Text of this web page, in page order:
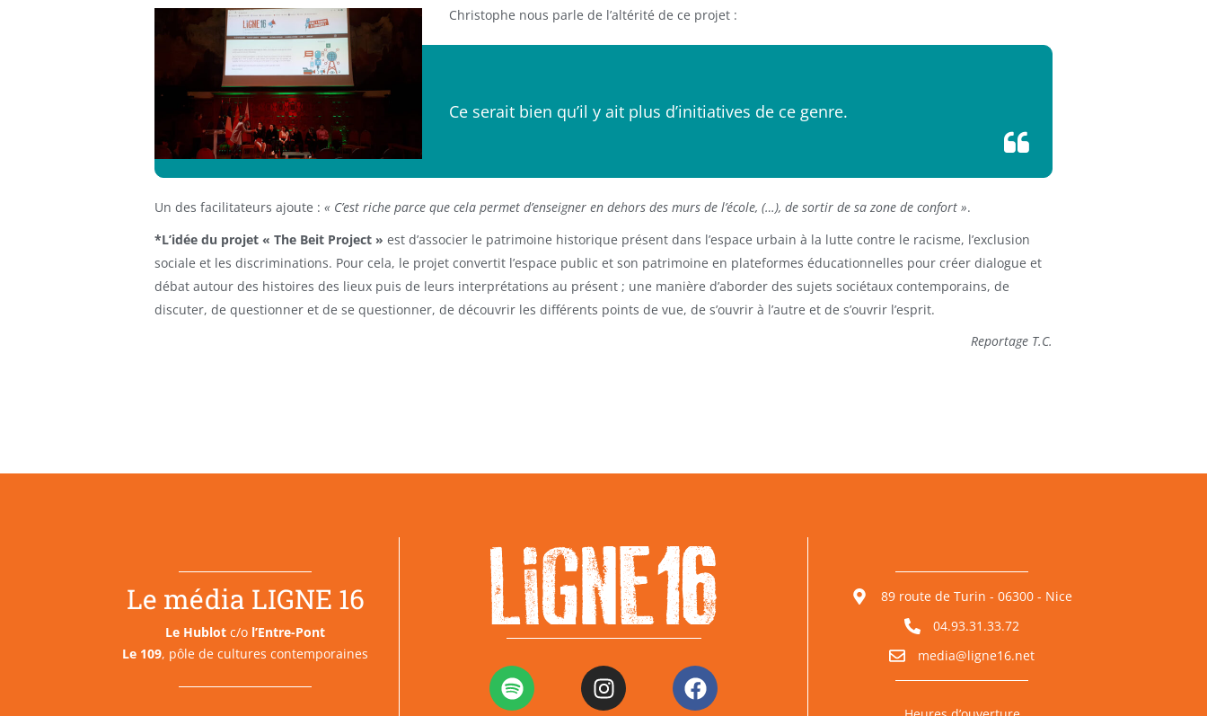
Christophe nous parle de l’altérité de ce projet :
Ce serait bien qu’il y ait plus d’initiatives de ce genre.
Un des facilitateurs ajoute : « C’est riche parce que cela permet d’enseigner en dehors des murs de l’école, (…), de sortir de sa zone de confort ».
*L’idée du projet « The Beit Project » est d’associer le patrimoine historique présent dans l’espace urbain à la lutte contre le racisme, l’exclusion
sociale et les discriminations. Pour cela, le projet convertit l’espace public et son patrimoine en plateformes éducationnelles pour créer dialogue et
débat autour des histoires des lieux puis de leurs interprétations au présent ; une manière d’aborder des sujets sociétaux contemporains, de
discuter, de questionner et de se questionner, de découvrir les différents points de vue, de s’ouvrir à l’autre et de s’ouvrir l’esprit.
Reportage T.C.
Le média LIGNE 16
Le Hublot c/o l’Entre-Pont
Le 109, pôle de cultures contemporaines
89 route de Turin - 06300 - Nice
04.93.31.33.72
media@ligne16.net